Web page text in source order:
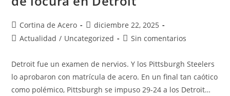
Cortina de Acero
diciembre 22, 2025
Actualidad / Uncategorized Sin comentarios
Detroit fue un examen de nervios. Y los Pittsburgh Steelers
lo aprobaron con matrícula de acero. En un final tan caótico
como polémico, Pittsburgh se impuso 29-24 a los Detroit…